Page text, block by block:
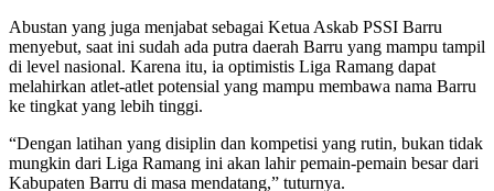
Abustan yang juga menjabat sebagai Ketua Askab PSSI Barru
menyebut, saat ini sudah ada putra daerah Barru yang mampu tampil
di level nasional. Karena itu, ia optimistis Liga Ramang dapat
melahirkan atlet-atlet potensial yang mampu membawa nama Barru
ke tingkat yang lebih tinggi.
“Dengan latihan yang disiplin dan kompetisi yang rutin, bukan tidak
mungkin dari Liga Ramang ini akan lahir pemain-pemain besar dari
Kabupaten Barru di masa mendatang,” tuturnya.